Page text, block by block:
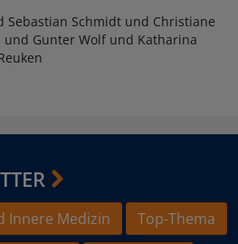
Sebastian Schmidt und Christiane
Gunter Wolf und Katharina
Innere Medizin
Top-Thema